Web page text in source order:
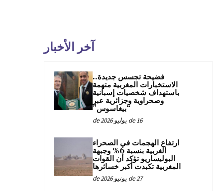
آخر الأخبار
فضيحة تجسس جديدة..
الاستخبارات المغربية متهمة
باستهداف شخصيات إسبانية
وصحراوية وجزائرية عبر
“بيغاسوس”
16 de يوليو de 2026
ارتفاع الهجمات في الصحراء
الغربية بنسبة 6% وجبهة
البوليساريو تؤكد أن القوات
المغربية تكبدت أكبر خسائرها
27 de يونيو de 2026